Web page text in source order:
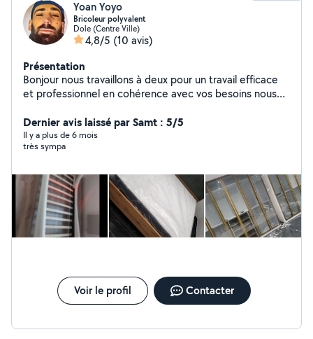
Yoan Yoyo
Bricoleur polyvalent
Dole (Centre Ville)
4,8/5 (10 avis)
Présentation
Bonjour nous travaillons à deux pour un travail efficace
et professionnel en cohérence avec vos besoins nous
Dernier avis laissé par Samt : 5/5
Il y a plus de 6 mois
très sympa
Voir le profil Contacter